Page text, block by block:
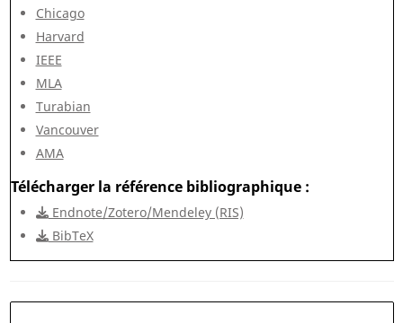
Chicago
Harvard
IEEE
MLA
Turabian
Vancouver
AMA
Télécharger la référence bibliographique
Endnote/Zotero/Mendeley (RIS)
BibTeX